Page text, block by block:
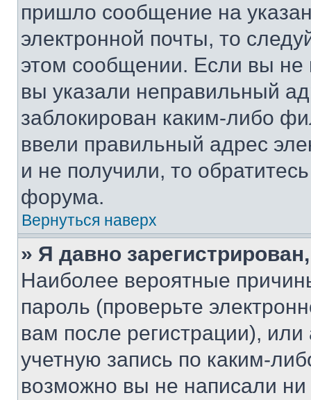
пришло сообщение на
электронной почты, то
этом сообщении. Если вы
вы указали неправильный
заблокирован каким-либо
ввели правильный адрес
и не получили, то
форума.
Вернуться наверх
» Я давно
Наиболее вероятные
пароль (проверьте
вам после регистрации),
учетную запись по каким-
возможно вы не написали